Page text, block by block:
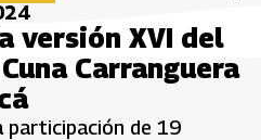
versión XVI del
Carranguera
de 19